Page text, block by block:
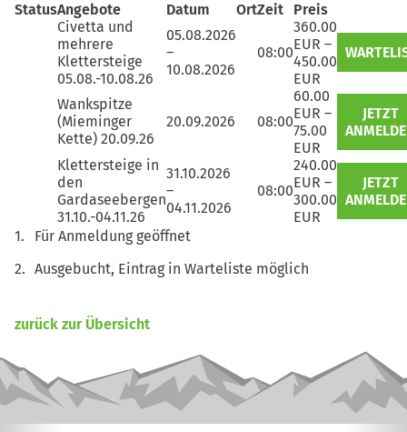
StatusAngebote Datum OrtZeit
Preis
Civetta und
mehrere
Klettersteige
05.08.-10.08.26
05.08.2026
–
10.08.2026
08:00
360.00
EUR –
450.00
EUR
Wankspitze
(Mieminger
Kette) 20.09.26
20.09.2026 08:00
60.00
EUR –
75.00
EUR
JETZT
Klettersteige in
den
Gardaseebergen
31.10.-04.11.26
31.10.2026
–
04.11.2026
08:00
240.00
EUR –
300.00
EUR
JETZT
Für Anmeldung geöffnet
Ausgebucht, Eintrag in Warteliste möglich
zurück zur Übersicht